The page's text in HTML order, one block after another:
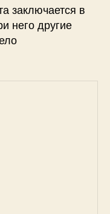
заключается в
него другие